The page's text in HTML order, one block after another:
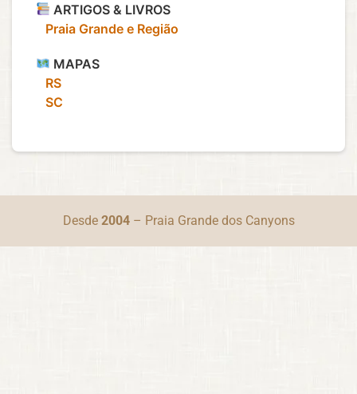
ARTIGOS & LIVROS
‎ ‎ ‎ Praia Grande e Região
MAPAS
‎ ‎ ‎ RS
‎ ‎ ‎ SC
Desde 2004– Praia Grande dos Canyons